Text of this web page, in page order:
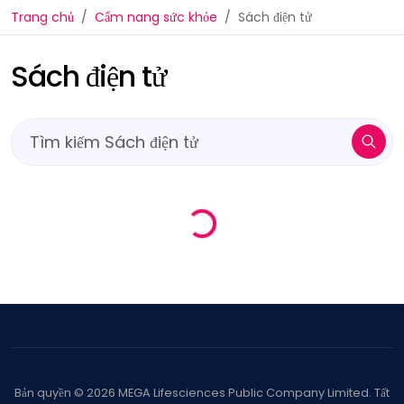
Trang chủ Cẩm nang sức khỏe Sách điện tử
Sách điện tử
Loading...
Bản quyền © 2026 MEGA Lifesciences Public Company Limited. Tất